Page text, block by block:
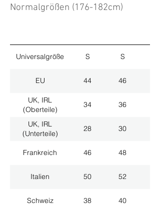
Normalgrößen (176-182cm)
Universalgröße S S
EU 44 46
UK, IRL
(Oberteile)
34 36
UK, IRL
(Unterteile)
28 30
Frankreich 46 48
Italien 50 52
Schweiz 38 40